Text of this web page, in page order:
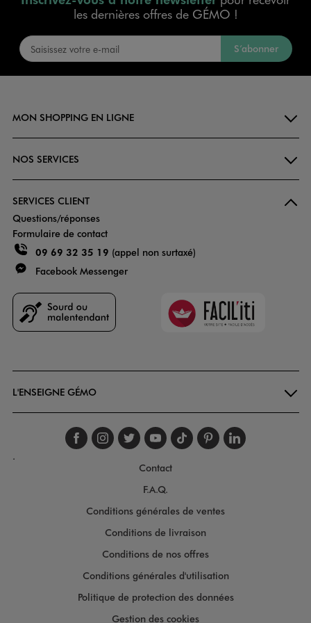
les dernières offres de GÉMO !
S’abonner
MON SHOPPING EN LIGNE
NOS SERVICES
SERVICES CLIENT
Questions/réponses
Formulaire de contact
09 69 32 35 19 (appel non surtaxé)
Facebook Messenger
Faciliti
L'ENSEIGNE GÉMO
Suivez-nous sur
Suivez-nous sur
Suivez-nous sur
Suivez-nous
Suivez-nous
Suivez-
.
Contact
F.A.Q.
Conditions générales de ventes
Conditions de livraison
Conditions de nos offres
Conditions générales d'utilisation
Politique de protection des données
Gestion des cookies